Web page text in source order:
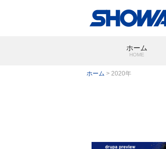
ホーム
HOME
ホーム > 2020年